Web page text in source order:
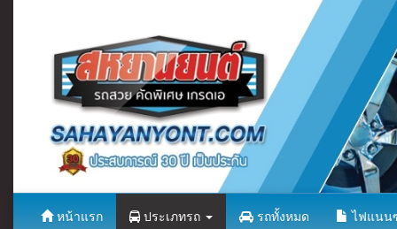
หน้าแรก ประเภทรถ รถทั้งหมด ไฟแนน